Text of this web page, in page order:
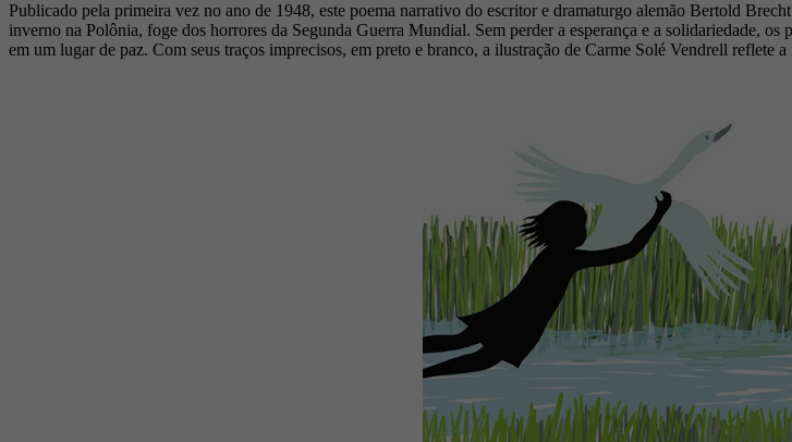
Publicado pela primeira vez no ano de 1948, este poema narrativo do escritor e dramaturgo alemão Bertold
inverno na Polônia, foge dos horrores da Segunda Guerra Mundial. Sem perder a esperança e a solidariedade,
em um lugar de paz. Com seus traços imprecisos, em preto e branco, a ilustração de Carme Solé Vendrell reflete